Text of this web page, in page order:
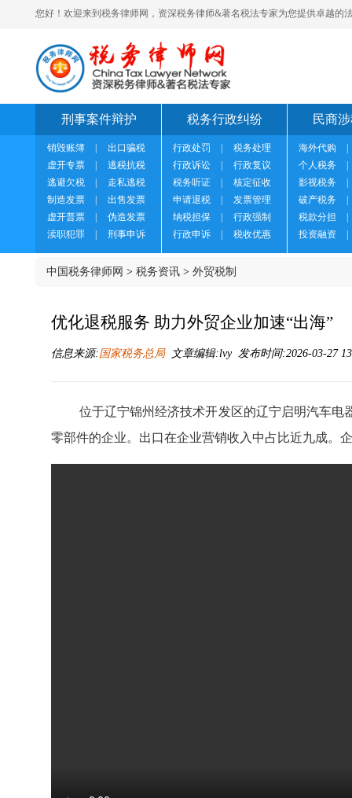
您好！欢迎来到税务律师网，资深税务律师&著名税法专家为您提供卓越的
刑事案件辩护
销毁账簿
出口骗税
虚开专票
逃税抗税
逃避欠税
走私逃税
制造发票
出售发票
虚开普票
伪造发票
渎职犯罪
刑事申诉
税务行政纠纷
行政处罚
税务处理
行政诉讼
行政复议
税务听证
核定征收
申请退税
发票管理
纳税担保
行政强制
行政申诉
税收优惠
民商
海外代购
个人税务
影视税务
破产税务
税款分担
投资融资
中国税务律师网 > 税务资讯 > 外贸税制
优化退税服务 助力外贸企业加速“出海”
信息来源:国家税务总局文章编辑:lvy 发布时间:2026-03-27
位于辽宁锦州经济技术开发区的辽宁启明汽车
零部件的企业。出口在企业营销收入中占比近九成。